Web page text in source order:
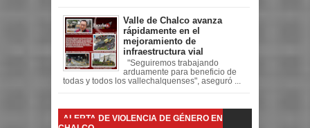
Valle de Chalco avanza
rápidamente en el
mejoramiento de
infraestructura vial
"Seguiremos trabajando
arduamente para beneficio de
todas y todos los vallechalquenses", aseguró ...
ALERTA DE VIOLENCIA DE GÉNERO EN